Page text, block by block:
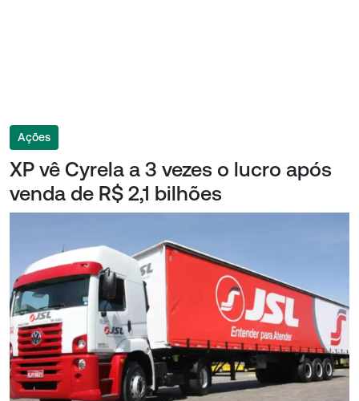
Ações
XP vê Cyrela a 3 vezes o lucro após
venda de R$ 2,1 bilhões